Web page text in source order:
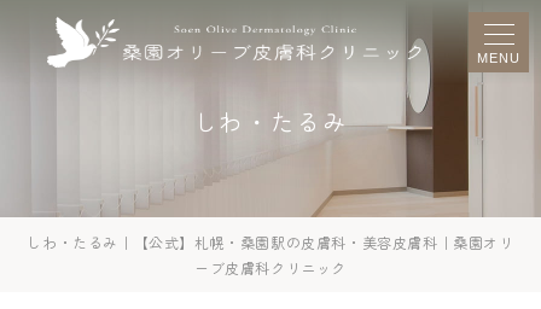
MENU
しわ・たるみ
しわ・たるみ｜【公式】札幌・桑園駅の皮膚科・美容皮膚科｜桑園オリ
ーブ皮膚科クリニック